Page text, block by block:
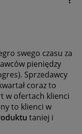
swego czasu za
pieniędzy
Sprzedawcy
coraz to
w ofertach klienci
to klienci w
taniej i